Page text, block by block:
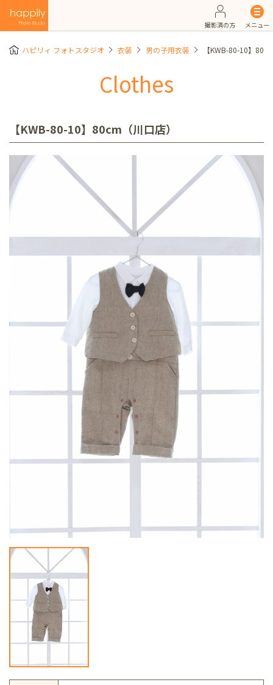
撮影済の方 メニュー
ハピリィ フォトスタジオ 衣装 男の子用衣装 【KWB-80-10】
Clothes
【KWB-80-10】80cm（川口店）